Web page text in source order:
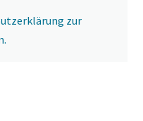
zur